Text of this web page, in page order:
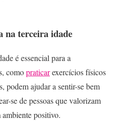
na terceira idade
é essencial para a
comopraticarexercícios físicos
podem ajudar a sentir-se bem
se de pessoas que valorizam
positivo.